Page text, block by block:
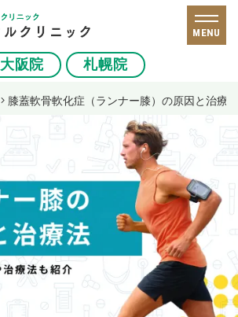
大阪院 札幌院
MENU
膝蓋軟骨軟化症（ランナー膝）の原因と治療